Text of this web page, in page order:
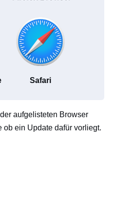
Safari
aufgelisteten Browser
ob ein Update dafür vorliegt.